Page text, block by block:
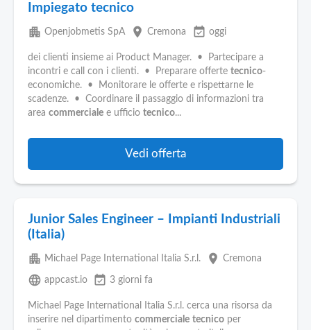
Impiegato tecnico
apartment Openjobmetis SpA place Cremona event_available oggi
dei clienti insieme ai Product Manager. • Partecipare a
incontri e call con i clienti. • Preparare offerte tecnico-
economiche. • Monitorare le offerte e rispettarne le
scadenze. • Coordinare il passaggio di informazioni tra
area commerciale e ufficio tecnico...
Vedi offerta
Junior Sales Engineer – Impianti Industriali
(Italia)
apartment Michael Page International Italia S.r.l. place Cremona
language appcast.io event_available 3 giorni fa
Michael Page International Italia S.r.l. cerca una risorsa da
inserire nel dipartimento commerciale tecnico per